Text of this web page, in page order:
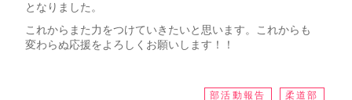
となりました。
これからまた力をつけていきたいと思います。これからも
変わらぬ応援をよろしくお願いします！！
部活動報告 柔道部